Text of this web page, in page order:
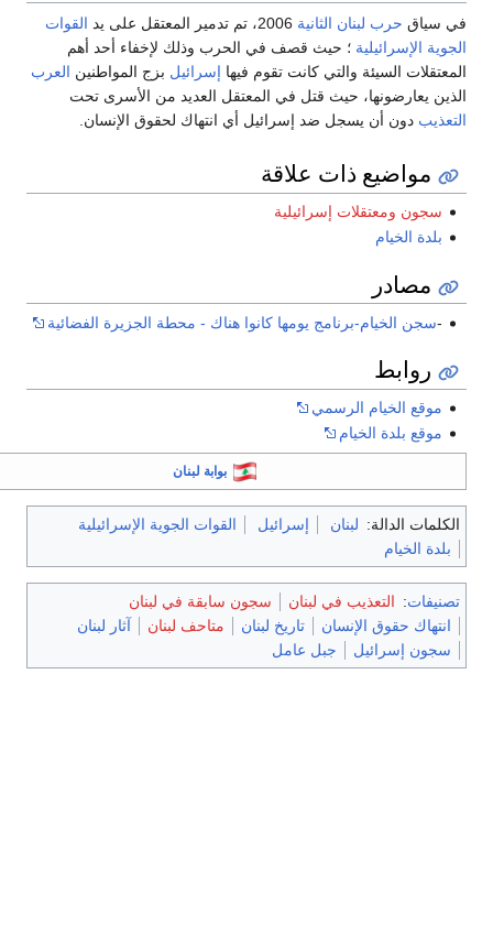
سياقحرب لبنان الثانية2006، تم تدمير المعتقل على يد
القوات
الإسرائيلية؛ حيث قصف في الحرب وذلك لإخفاء أحد أهم
السيئة والتي كانت تقوم فيها إسرائيل بزج المواطنينالعرب
يعارضونها، حيث قتل في المعتقل العديد من الأسرى تحت
دون أن يسجل ضد إسرائيل أي انتهاك لحقوق الإنسان.
مواضيع ذات علاقة
سجون ومعتقلات إسرائيلية
بلدة الخيام
مصادر
سجن الخيام-برنامج يومها كانوا هناك - محطة الجزيرة الفضائية
روابط
موقع الخيام الرسمي
موقع بلدة الخيام
بوابة لبنان
الكلمات الدالة: لبنان إسرائيل
القوات الجوية الإسرائيلية
بلدة الخيام
تصنيفات: التعذيب في لبنان
سجون سابقة في لبنان
انتهاك حقوق الإنسان
تاريخ لبنان متاحف لبنان
آثار لبنان
سجون إسرائيل
جبل عامل